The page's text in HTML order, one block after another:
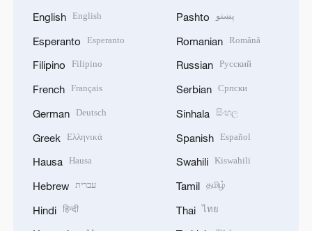
English English
Esperanto Esperanto
Filipino Filipino
French Français
German Deutsch
Greek Ελληνικά
Hausa Hausa
Hebrew עברית
Hindi हिन्दी
Pashto پښتو
Romanian Română
Russian Русский
Serbian Српски
Sinhala සිංහල
Spanish Español
Swahili Kiswahili
Tamil தமிழ்
Thai ไทย